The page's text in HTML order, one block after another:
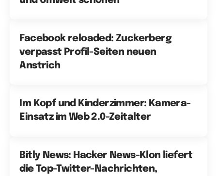
Facebook reloaded: Zuckerberg
verpasst Profil-Seiten neuen
Anstrich
Im Kopf und Kinderzimmer: Kamera-
Einsatz im Web 2.0-Zeitalter
Bitly News: Hacker News-Klon liefert
die Top-Twitter-Nachrichten,